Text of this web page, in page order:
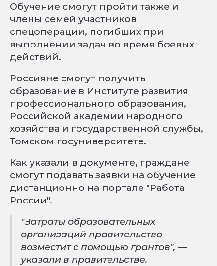
Обучение смогут пройти также и
члены семей участников
спецоперации, погибших при
выполнении задач во время боевых
действий.
Россияне смогут получить
образование в Институте развития
профессионального образования,
Российской академии народного
хозяйства и государственной службы,
Томском госуниверситете.
Как указали в документе, граждане
смогут подавать заявки на обучение
дистанционно на портале "Работа
России".
"Затраты образовательных
организаций правительство
возместит с помощью грантов", —
указали в правительстве.